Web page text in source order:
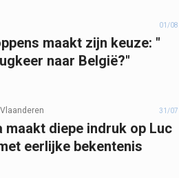
01/08
maakt zijn keuze: "
naar België?"
31/07
maakt diepe indruk op Luc
eerlijke bekentenis